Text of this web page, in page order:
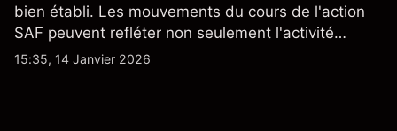
bien établi. Les mouvements du cours de l'action
SAF peuvent refléter non seulement l'activité
quotidienne du marché, mais aussi la position de
15:35, 14 Janvier 2026